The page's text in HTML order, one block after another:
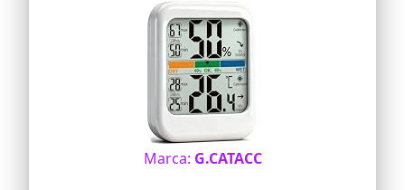
Marca: G.CATACC